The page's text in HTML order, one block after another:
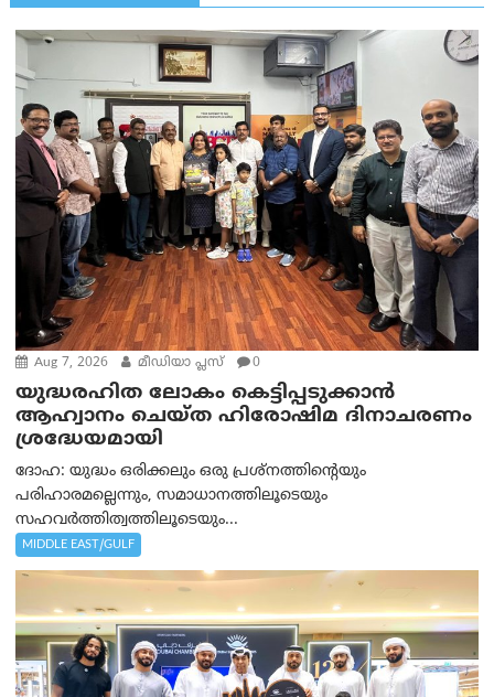
Aug 7, 2026 മീഡിയാ പ്ലസ് 0
യുദ്ധരഹിത ലോകം കെട്ടിപ്പടുക്കാന്‍
ആഹ്വാനം ചെയ്ത ഹിരോഷിമ ദിനാചരണം
ശ്രദ്ധേയമായി
ദോഹ: യുദ്ധം ഒരിക്കലും ഒരു പ്രശ്‌നത്തിന്റെയും
പരിഹാരമല്ലെന്നും, സമാധാനത്തിലൂടെയും
സഹവര്‍ത്തിത്വത്തിലൂടെയും...
MIDDLE EAST/GULF